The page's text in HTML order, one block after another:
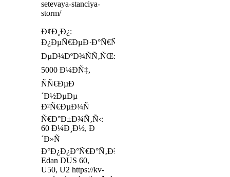
setevaya-stanciya-
storm/
Ð¢Ð¸Ð¿:
Ð¿ÐµÑ€ÐµÐ·Ð°Ñ€ÑÐ¶Ð°ÐµÐ¼Ð°Ñ,
ÐµÐ¼ÐºÐ¾ÑÑ‚ÑŒ:
5000 Ð¼ÐÑ‡,
ÑÑ€ÐµÐ
´Ð½ÐµÐµ
Ð²Ñ€ÐµÐ¼Ñ
Ñ€Ð°Ð±Ð¾Ñ‚Ñ‹:
60 Ð¼Ð¸Ð½, Ð
´Ð»Ñ
Ð°Ð¿Ð¿Ð°Ñ€Ð°Ñ‚Ð¾Ð²:
Edan DUS 60,
U50, U2 https://kv-